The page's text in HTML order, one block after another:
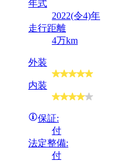
年式
2022(令4)年
走行距離
4万km
外装
内装
保証:
付
法定整備:
付